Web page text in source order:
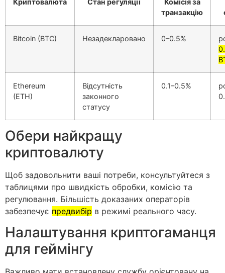
транзакцію
Bitcoin (BTC) Незадекларовано 0–0.5%
Ethereum
(ETH)
Відсутність
законного
статусу
0.1–0.5%
Обери найкращу
криптовалюту
Щоб задовольнити ваші потреби, консультуйтеся з
таблицями про швидкість обробки, комісію та
регулювання. Більшість доказаних операторів
забезпечує предвибір в режимі реального часу.
Налаштування криптогаманця
для геймінгу